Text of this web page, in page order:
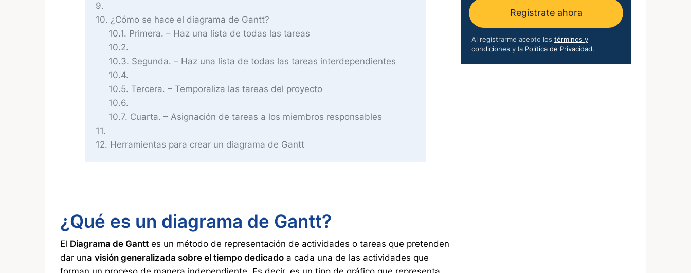
9
10 ¿Cómo se hace el diagrama de Gantt?
10.1 Primera. – Haz una lista de todas las tareas
10.2
10.3 Segunda. – Haz una lista de todas las tareas interdependientes
10.4
10.5 Tercera. – Temporaliza las tareas del proyecto
10.6
10.7 Cuarta. – Asignación de tareas a los miembros responsables
11
12 Herramientas para crear un diagrama de Gantt
¿Qué es un diagrama de Gantt?
El Diagrama de Gantt es un método de representación de actividades o tareas que pretenden
dar una visión generalizada sobre el tiempo dedicado a cada una de las actividades que
Regístrate ahora
Al registrarme acepto los términos y
condiciones y la Política de Privacidad.